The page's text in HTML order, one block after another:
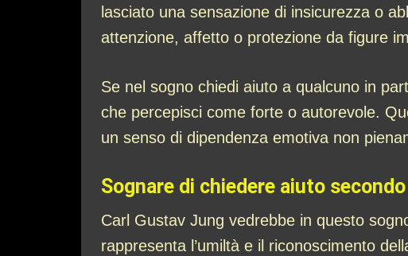
lasciato una sensazione di insicurezza o
attenzione, affetto o protezione da figure
Se nel sogno chiedi aiuto a qualcuno in
che percepisci come forte o autorevole.
un senso di dipendenza emotiva non
Sognare di chiedere aiuto
Carl Gustav Jung vedrebbe in questo
rappresenta l’umiltà e il riconoscimento